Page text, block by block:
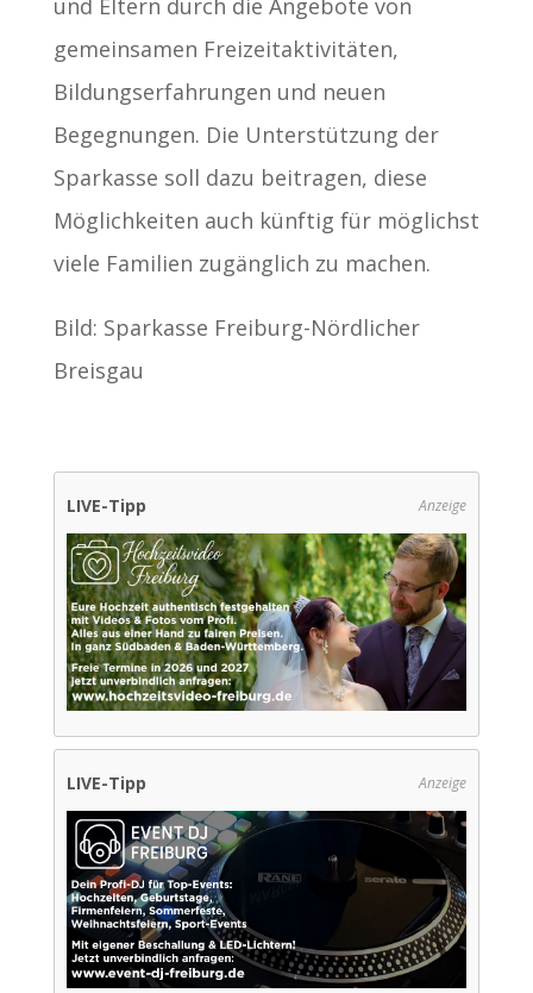
und Eltern durch die Angebote von
gemeinsamen Freizeitaktivitäten,
Bildungserfahrungen und neuen
Begegnungen. Die Unterstützung der
Sparkasse soll dazu beitragen, diese
Möglichkeiten auch künftig für möglichst
viele Familien zugänglich zu machen.
Bild: Sparkasse Freiburg-Nördlicher
Breisgau
LIVE-Tipp Anzeige
LIVE-Tipp Anzeige